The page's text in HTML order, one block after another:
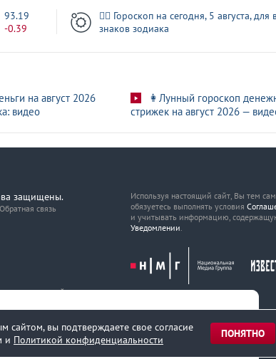
93.19
-0.39
🧙‍♀ Гороскоп на сегодня, 5 августа, для
знаков зодиака
на август 2026
видео
👩Лунный гороскоп
стрижек на август 2026 —
защищены.
Обратная связь
Используя настоящий сайт, Вы тем
обязуетесь выполнять условия
и учитывать информацию,
Уведомлении.
технологий
марта 2017 года.
вы подтверждаете свое согласие
и Политикой конфиденциальности ПОНЯТНО